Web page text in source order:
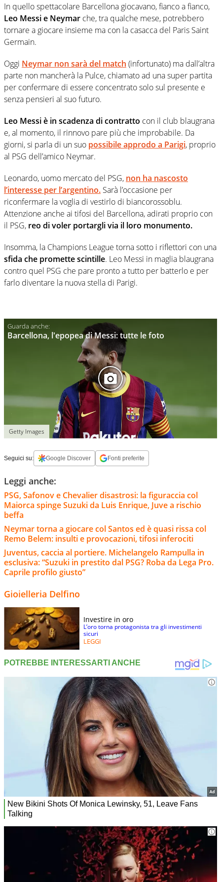
In quello spettacolare Barcellona giocavano, fianco a fianco,
Leo Messi e Neymar che, tra qualche mese, potrebbero
tornare a giocare insieme ma con la casacca del Paris Saint
Germain.
Oggi Neymar non sarà del match (infortunato) ma dall’altra
parte non mancherà la Pulce, chiamato ad una super partita
per confermare di essere concentrato solo sul presente e
senza pensieri al suo futuro.
Leo Messi è in scadenza di contratto con il club blaugrana
e, al momento, il rinnovo pare più che improbabile. Da
giorni, si parla di un suo possibile approdo a Parigi, proprio
al PSG dell’amico Neymar.
Leonardo, uomo mercato del PSG, non ha nascosto
l’interesse per l’argentino. Sarà l’occasione per
riconfermare la voglia di vestirlo di biancorossoblu.
Attenzione anche ai tifosi del Barcellona, adirati proprio con
il PSG, reo di voler portargli via il loro monumento.
Insomma, la Champions League torna sotto i riflettori con una
sfida che promette scintille. Leo Messi in maglia blaugrana
contro quel PSG che pare pronto a tutto per batterlo e per
farlo diventare la nuova stella di Parigi.
Barcellona, l'epopea di Messi: tutte le foto
Getty Images
Seguici su: Google Discover Fonti preferite
Leggi anche:
PSG, Safonov e Chevalier disastrosi: la figuraccia col
Maiorca spinge Suzuki da Luis Enrique, Juve a rischio
beffa
Neymar torna a giocare col Santos ed è quasi rissa col
Remo Belem: insulti e provocazioni, tifosi inferociti
Juventus, caccia al portiere. Michelangelo Rampulla in
esclusiva: “Suzuki in prestito dal PSG? Roba da Lega Pro.
Caprile profilo giusto”
Gioielleria Delfino
Investire in oro
L’oro torna protagonista tra gli investimenti
sicuri
LEGGI